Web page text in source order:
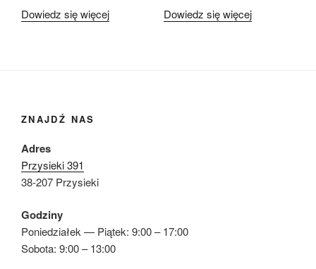
Dowiedz się więcej Dowiedz się więcej
ZNAJDŹ NAS
Adres
Przysieki 391
38-207 Przysieki
Godziny
Poniedziałek — Piątek: 9:00 – 17:00
Sobota: 9:00 – 13:00